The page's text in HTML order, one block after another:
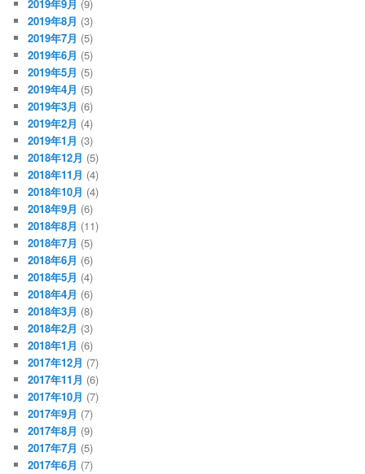
2019年9月 (9)
2019年8月 (3)
2019年7月 (5)
2019年6月 (5)
2019年5月 (5)
2019年4月 (5)
2019年3月 (6)
2019年2月 (4)
2019年1月 (3)
2018年12月 (5)
2018年11月 (4)
2018年10月 (4)
2018年9月 (6)
2018年8月 (11)
2018年7月 (5)
2018年6月 (6)
2018年5月 (4)
2018年4月 (6)
2018年3月 (8)
2018年2月 (3)
2018年1月 (6)
2017年12月 (7)
2017年11月 (6)
2017年10月 (7)
2017年9月 (7)
2017年8月 (9)
2017年7月 (5)
2017年6月 (7)